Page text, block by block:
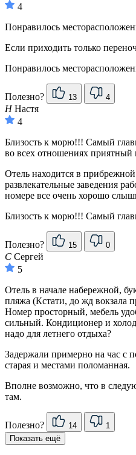
4
Понравилось
Если приходить только
Понравилось
Полезно? 13 4
ННастя
4
Близость к морю!!! Самый
во всех отношениях приятный
Отель находится в
развлекательные заведения
номере все очень хорошо
Близость к морю!!! Самый
Полезно? 15 0
С Сергей
5
Отель в начале набережной,
пляжа (Кстати, до жд вокзала
Номер просторный, мебель
сильный. Кондиционер и
надо для летнего отдыха?
Задержали примерно на час с
старая и местами поломанная.
Вполне возможно, что в
там.
Полезно? 14
1
Показать ещё